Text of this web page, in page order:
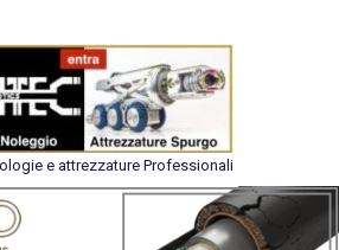
e attrezzature Professionali